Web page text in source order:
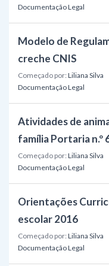
Documentação Legal
Modelo de
creche CNIS
Começado por: Liliana Silva
Documentação Legal
Atividades de
família Portaria n.º
Começado por: Liliana Silva
Documentação Legal
Orientações
escolar 2016
Começado por: Liliana Silva
Documentação Legal